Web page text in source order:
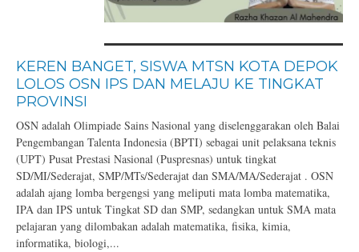
KEREN BANGET, SISWA MTSN KOTA DEPOK
LOLOS OSN IPS DAN MELAJU KE TINGKAT
PROVINSI
OSN adalah Olimpiade Sains Nasional yang diselenggarakan oleh Balai
Pengembangan Talenta Indonesia (BPTI) sebagai unit pelaksana teknis
(UPT) Pusat Prestasi Nasional (Puspresnas) untuk tingkat
SD/MI/Sederajat, SMP/MTs/Sederajat dan SMA/MA/Sederajat . OSN
adalah ajang lomba bergengsi yang meliputi mata lomba matematika,
IPA dan IPS untuk Tingkat SD dan SMP, sedangkan untuk SMA mata
pelajaran yang dilombakan adalah matematika, fisika, kimia,
informatika, biologi,...